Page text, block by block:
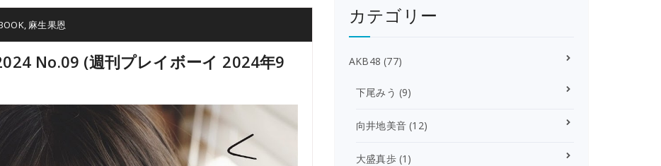
, 麻生果恩
No.09 (週刊プレイボーイ 2024年9
カテゴリー
AKB48 (77)
下尾みう (9)
向井地美音 (12)
大盛真歩(1)